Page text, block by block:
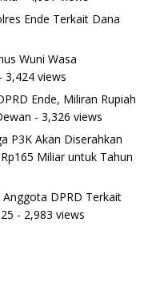
Ende Terkait Dana
Wuni Wasa
- 3,424 views
Ende, Miliran Rupiah
- 3,326 views
P3K Akan Diserahkan
Miliar untuk Tahun
DPRD Terkait
- 2,983 views